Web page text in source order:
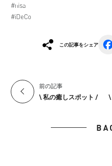
#nisa
#iDeCo
この記事をシェア
前の記事
\ 私の癒しスポット / \